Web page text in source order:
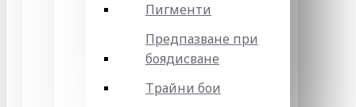
Пигменти
Предпазване при
боядисване
Трайни бои